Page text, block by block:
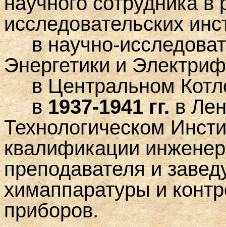
исследовательских
в научно-
Энергетики и
в Центральном
в1937-1941 гг.в
Технологическом
квалификации
преподавателя и
химаппаратуры и
приборов.